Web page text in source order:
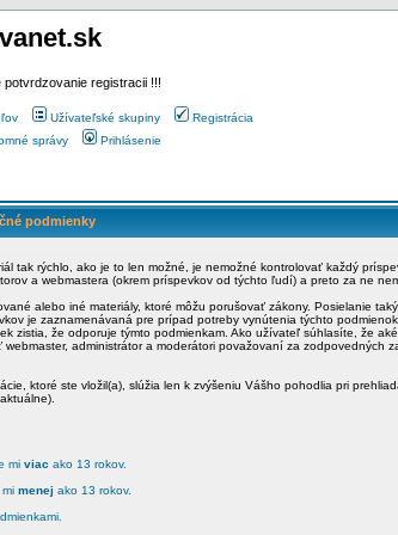
potvrdzovanie registracii !!!
Užívateľské skupiny
Registrácia
správy Prihlásenie
podmienky
tak rýchlo, ako je to len možné, je nemožné kontrolovať každý
a webmastera (okrem príspevkov od týchto ľudí) a preto za ne
alebo iné materiály, ktoré môžu porušovať zákony. Posielanie
je zaznamenávaná pre prípad potreby vynútenia týchto
že odporuje týmto podmienkam. Ako užívateľ súhlasíte, že
administrátor a moderátori považovaní za zodpovedných
ktoré ste vložil(a), slúžia len k zvýšeniu Vášho pohodlia pri
mi viac ako 13 rokov.
menej ako 13 rokov.